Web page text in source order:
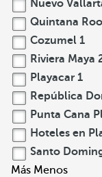
Nuevo
Quintana Roo
Cozumel 1
Riviera Maya
Playacar 1
República
Punta Cana
Hoteles en
Santo
Más Menos